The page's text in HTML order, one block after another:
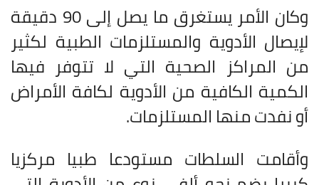
وكان الأمر يستغرق ما يصل إلى 90 دقيقة
لإيصال الأدوية والمستلزمات الطبية لكثير
من المراكز الصحية التي لا تتوفر فيها
الكمية الكافية من الأدوية لكافة الأمراض
أو نفدت منها المستلزمات.
وأقامت السلطات مستودعا طبيا مركزيا